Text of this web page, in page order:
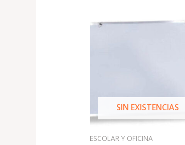
SIN EXISTENCIAS
ESCOLAR Y OFICINA
precioprecio